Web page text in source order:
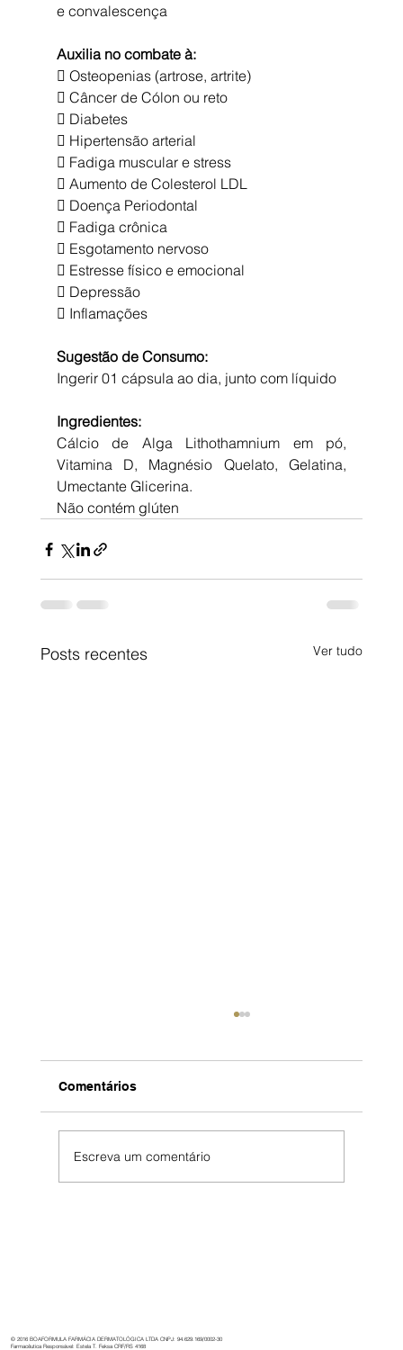
e convalescença
Auxilia no combate à:
 Osteopenias (artrose, artrite)
 Câncer de Cólon ou reto
 Diabetes
 Hipertensão arterial
 Fadiga muscular e stress
 Aumento de Colesterol LDL
 Doença Periodontal
 Fadiga crônica
 Esgotamento nervoso
 Estresse físico e emocional
 Depressão
 Inflamações
Sugestão de Consumo:
Ingerir 01 cápsula ao dia, junto com líquido
Ingredientes:
Cálcio de Alga Lithothamnium em pó,
Vitamina D, Magnésio Quelato, Gelatina,
Umectante Glicerina.
Não contém glúten
Posts recentes Ver tudo
Comentários
Escreva um comentário
© 2016 BOAFORMULA FARMÁCIA DERMATOLÓGICA LTDA CNPJ: 94.629.169/0002-30
Farmacêutica Responsável: Estela T. Feksa CRF/RS 4168